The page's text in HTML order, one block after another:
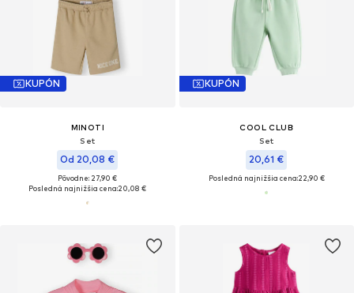
KUPÓN
MINOTI
Set
Od 20,08 €
Pôvodne: 27,90 €
Posledná najnižšia cena:20,08 €
KUPÓN
COOL CLUB
Set
20,61 €
Posledná najnižšia cena:22,90 €